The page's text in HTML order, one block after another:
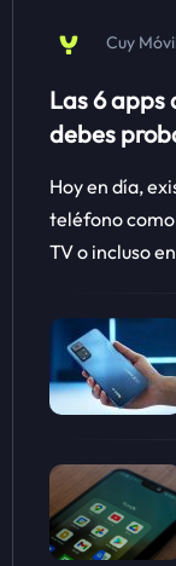
Cuy
Las 6 apps
debes
Hoy en día,
teléfono
TV o incluso